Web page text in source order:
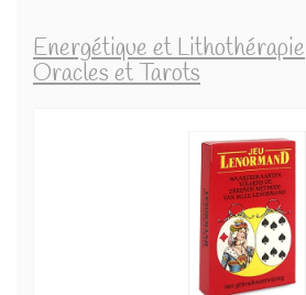
Energétique et Lithothérapie
Oracles et Tarots